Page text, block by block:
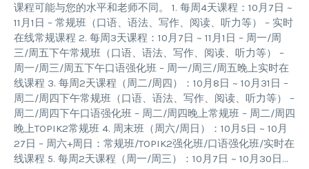
课程可能与您的水平和老师不同。 1. 每周4天课程：10月7日 ~
11月1日 – 常规班（口语、语法、写作、阅读、听力等） – 实时
在线常规课程 2. 每周3天课程：10月7日 ~ 11月1日 – 周一/周
三/周五下午常规班（口语、语法、写作、阅读、听力等） –
周一/周三/周五下午口语强化班 – 周一/周三/周五晚上实时在
线课程 3. 每周2天课程（周二/周四）：10月8日 ~ 10月31日 –
周二/周四下午常规班（口语、语法、写作、阅读、听力等） –
周二/周四下午口语强化班 – 周二/周四晚上常规班 – 周二/周四
晚上TOPIK2常规班 4. 周末班（周六/周日）：10月5日 ~ 10月
27日 – 周六+周日：常规班/TOPIK2强化班/口语强化班/实时在
线课程 5. 每周2天课程（周一/周三）：10月7日 ~ 10月30日…